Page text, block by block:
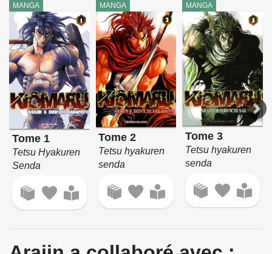
MANGA
Tome 1
Tetsu Hyakuren
Senda
MANGA
Tome 2
Tetsu hyakuren
senda
MANGA
Tome 3
Tetsu hyakuren
senda